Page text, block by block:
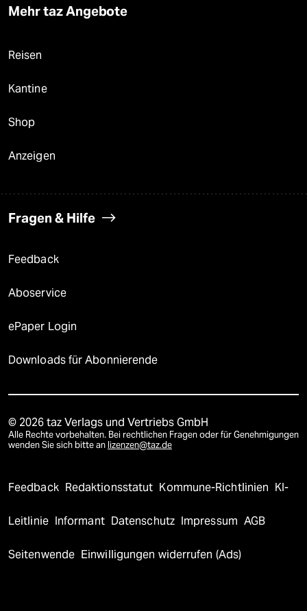
Mehr taz Angebote
Reisen
Kantine
Shop
Anzeigen
Fragen & Hilfe
Feedback
Aboservice
ePaper Login
Downloads für Abonnierende
© 2026 taz Verlags und Vertriebs GmbH
Alle Rechte vorbehalten. Bei rechtlichen Fragen oder für Genehmigungen
wenden Sie sich bitte an lizenzen@taz.de
Feedback Redaktionsstatut Kommune-Richtlinien KI-
Leitlinie Informant Datenschutz Impressum AGB
Seitenwende Einwilligungen widerrufen (Ads)